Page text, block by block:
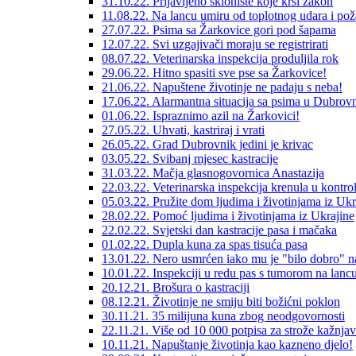
11.08.22. Na lancu umiru od toplotnog udara i
27.07.22. Psima sa Žarkovice gori pod šapama
12.07.22. Svi uzgajivači moraju se registrirati
08.07.22. Veterinarska inspekcija produljila rok
29.06.22. Hitno spasiti sve pse sa Žarkovice!
21.06.22. Napuštene životinje ne padaju s neba!
17.06.22. Alarmantna situacija sa psima u
01.06.22. Ispraznimo azil na Žarkovici!
27.05.22. Uhvati, kastriraj i vrati
26.05.22. Grad Dubrovnik jedini je krivac
03.05.22. Svibanj mjesec kastracije
31.03.22. Mačja glasnogovornica Anastazija
22.03.22. Veterinarska inspekcija krenula u
05.03.22. Pružite dom ljudima i životinjama iz
28.02.22. Pomoć ljudima i životinjama iz Ukrajine
22.02.22. Svjetski dan kastracije pasa i mačaka
01.02.22. Dupla kuna za spas tisuća pasa
13.01.22. Nero usmrćen iako mu je "bilo dobro"
10.01.22. Inspekciji u redu pas s tumorom na lancu
20.12.21. Brošura o kastraciji
08.12.21. Životinje ne smiju biti božićni poklon
30.11.21. 35 milijuna kuna zbog neodgovornosti
22.11.21. Više od 10 000 potpisa za strože
10.11.21. Napuštanje životinja kao kazneno djelo!